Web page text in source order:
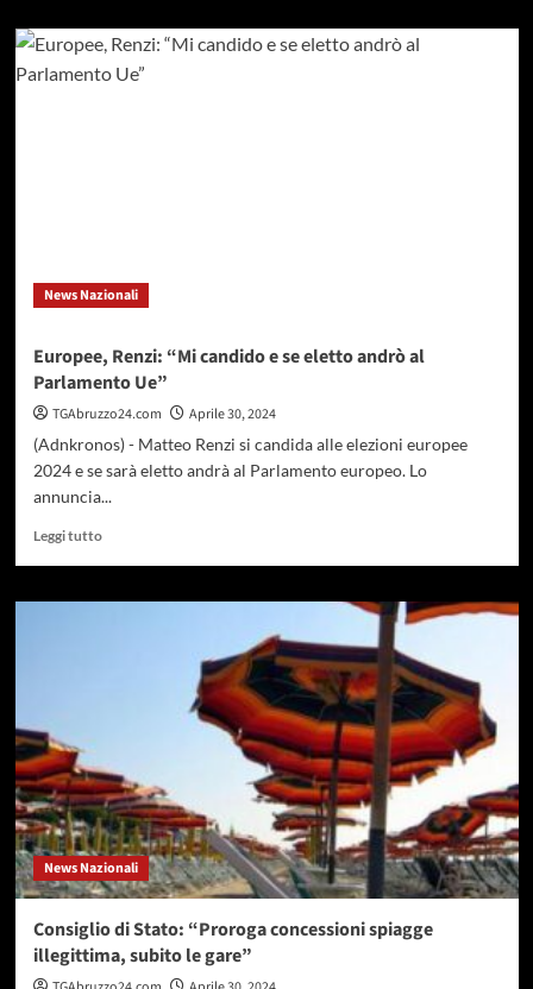
su
Innalzati
i
News Nazionali
Europee, Renzi: “Mi candido e se eletto andrò al
Parlamento Ue”
TGAbruzzo24.com
Aprile 30, 2024
(Adnkronos) - Matteo Renzi si candida alle elezioni europee
2024 e se sarà eletto andrà al Parlamento europeo. Lo
annuncia...
Leggi tuttoLeggi
su
andrò
al
Parlamento
Ue”
News Nazionali
Consiglio di Stato: “Proroga concessioni spiagge
illegittima, subito le gare”